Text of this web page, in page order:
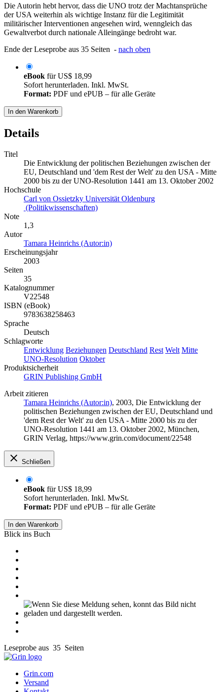
Die Autorin hebt hervor, dass die UNO trotz der Machtansprüche
der USA weiterhin als wichtige Instanz für die Legitimität
militärischer Interventionen angesehen wird, wenngleich das
Gewaltverbot durch nationale Alleingänge bedroht war.
Ende der Leseprobe aus 35 Seiten - nach oben
eBook fürUS$ 18,99
Sofort herunterladen. Inkl. MwSt.
Format: PDF und ePUB – für alle Geräte
In den Warenkorb
Details
Titel
Die Entwicklung der politischen Beziehungen zwischen der
EU, Deutschland und 'dem Rest der Welt' zu den USA - Mitte
2000 bis zu der UNO-Resolution 1441 am 13. Oktober 2002
Hochschule
Carl von Ossietzky Universität Oldenburg
(Politikwissenschaften)
Note
1,3
Autor
Tamara Heinrichs (Autor:in)
Erscheinungsjahr
2003
Seiten
35
Katalognummer
V22548
ISBN (eBook)
9783638258463
Sprache
Deutsch
Schlagworte
Entwicklung Beziehungen Deutschland Rest Welt Mitte
UNO-Resolution Oktober
Produktsicherheit
GRIN Publishing GmbH
Arbeit zitieren
Tamara Heinrichs (Autor:in), 2003, Die Entwicklung der
politischen Beziehungen zwischen der EU, Deutschland und
'dem Rest der Welt' zu den USA - Mitte 2000 bis zu der
UNO-Resolution 1441 am 13. Oktober 2002, München,
GRIN Verlag, https://www.grin.com/document/22548
Schließen
eBook fürUS$ 18,99
Sofort herunterladen. Inkl. MwSt.
Format: PDF und ePUB – für alle Geräte
In den Warenkorb
Blick ins Buch
Versand
Kontakt